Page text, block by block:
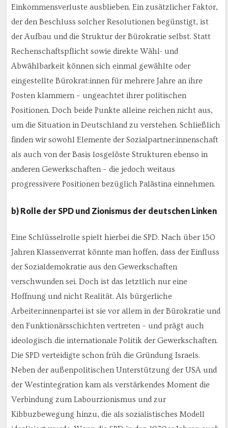
Einkommensverluste ausblieben. Ein zusätzlicher Faktor,
der den Beschluss solcher Resolutionen begünstigt, ist
der Aufbau und die Struktur der Bürokratie selbst. Statt
Rechenschaftspflicht sowie direkte Wähl- und
Abwählbarkeit können sich einmal gewählte oder
eingestellte Bürokrat:innen für mehrere Jahre an ihre
Posten klammern – ungeachtet ihrer politischen
Positionen. Doch beide Punkte alleine reichen nicht aus,
um die Situation in Deutschland zu verstehen. Schließlich
finden wir sowohl Elemente der Sozialpartner:innenschaft
als auch von der Basis losgelöste Strukturen ebenso in
anderen Gewerkschaften – die jedoch weitaus
progressivere Positionen bezüglich Palästina einnehmen.
b) Rolle der SPD und Zionismus der deutschen Linken
Eine Schlüsselrolle spielt hierbei die SPD. Nach über 150
Jahren Klassenverrat könnte man hoffen, dass der Einfluss
der Sozialdemokratie aus den Gewerkschaften
verschwunden sei. Doch ist das letztlich nur eine
Hoffnung und nicht Realität. Als bürgerliche
Arbeiter:innenpartei ist sie vor allem in der Bürokratie und
den Funktionärsschichten vertreten – und prägt auch
ideologisch die internationale Politik der Gewerkschaften.
Die SPD verteidigte schon früh die Gründung Israels.
Neben der außenpolitischen Unterstützung der USA und
der Westintegration kam als verstärkendes Moment die
Verbindung zum Labourzionismus und zur
Kibbuzbewegung hinzu, die als sozialistisches Modell